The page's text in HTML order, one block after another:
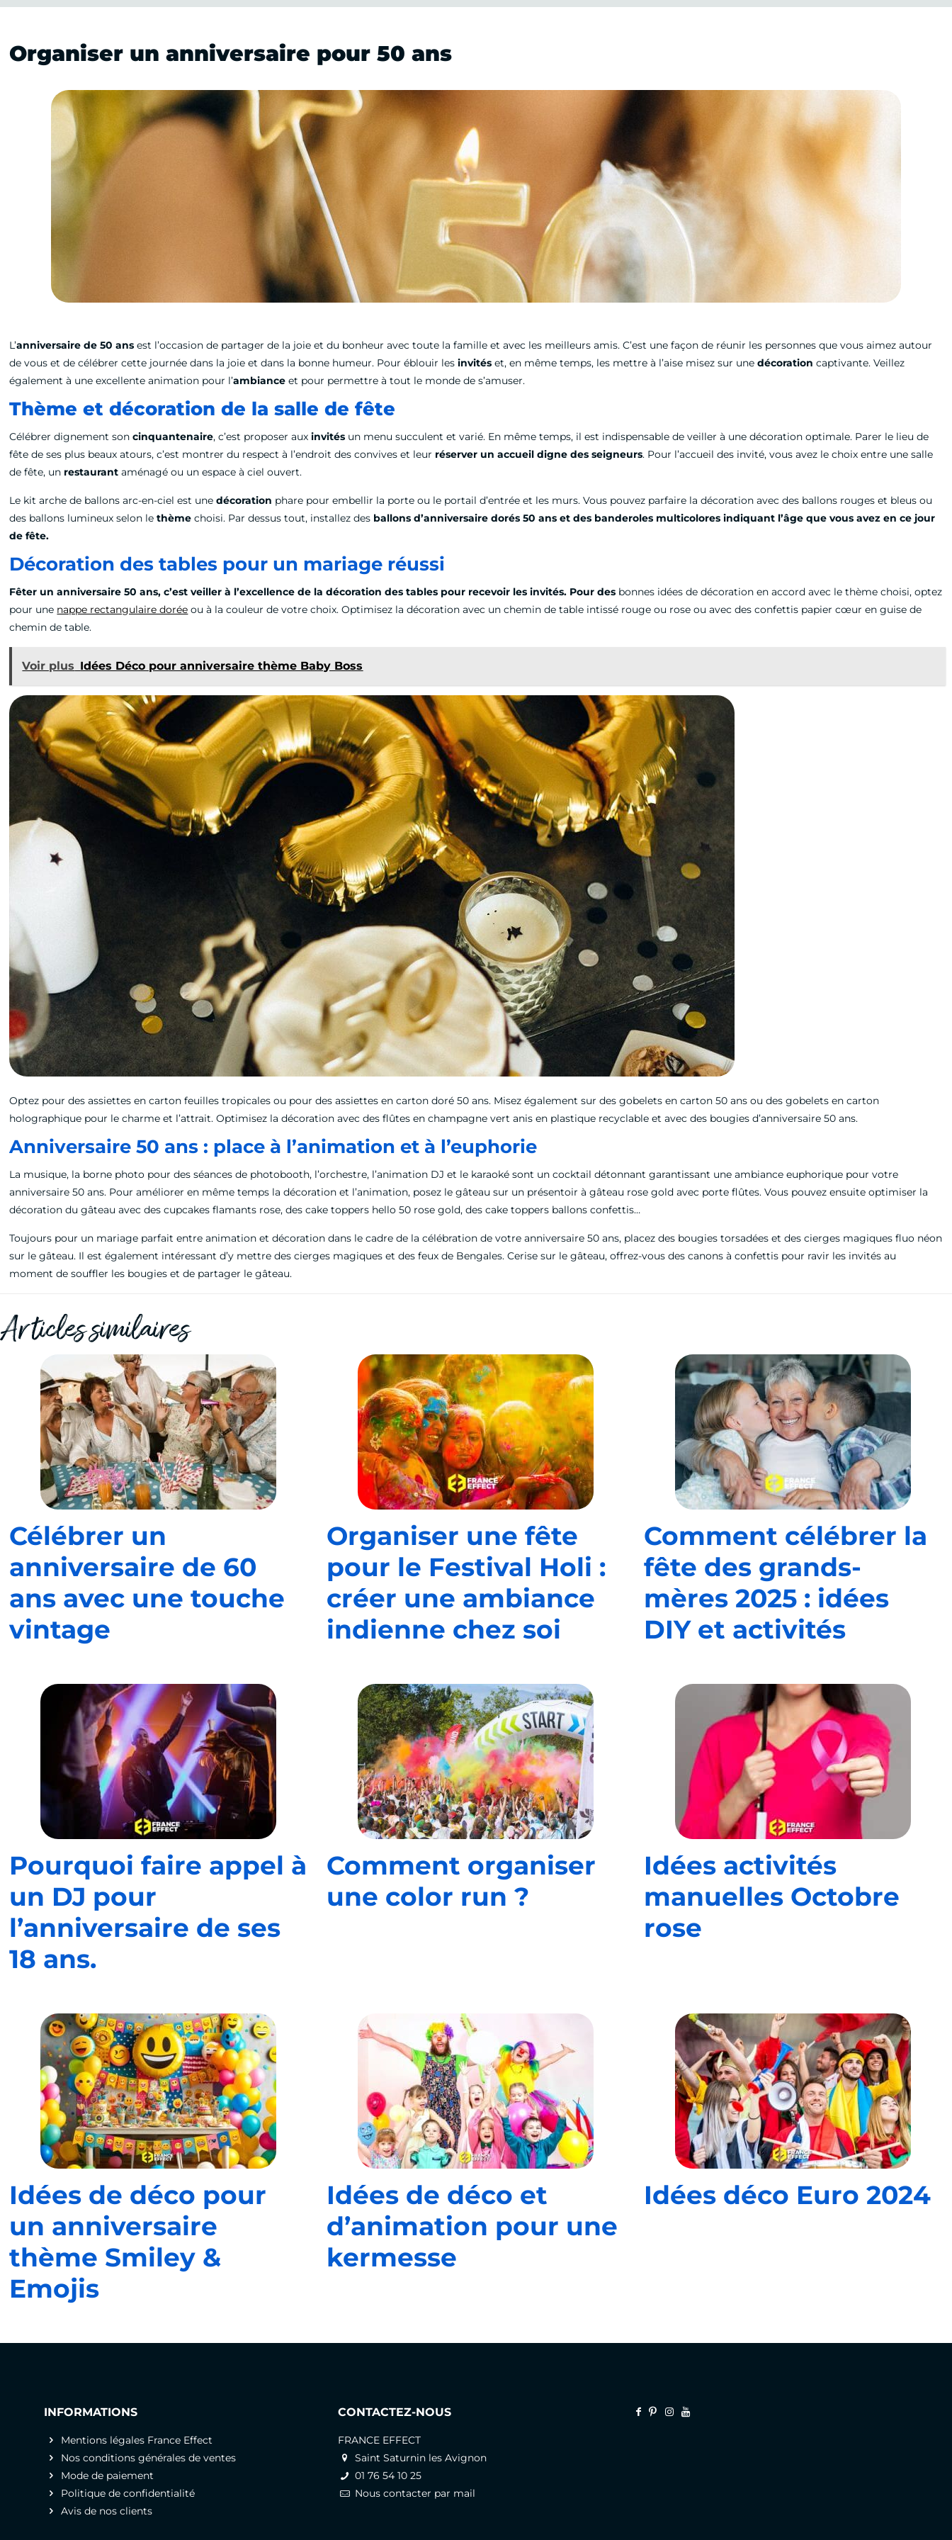
Organiser un anniversaire pour 50 ans
L’anniversaire de 50 ans est l’occasion de partager de la joie et du bonheur avec toute la famille et avec les meilleurs amis. C’est une façon de réunir les personnes que vous aimez autour
de vous et de célébrer cette journée dans la joie et dans la bonne humeur. Pour éblouir lesinvités et, en même temps, les mettre à l’aise misez sur unedécoration captivante. Veillez
également à une excellente animation pour l’ambiance et pour permettre à tout le monde de s’amuser.
Thème et décoration de la salle de fête
Célébrer dignement soncinquantenaire, c’est proposer auxinvités un menu succulent et varié. En même temps, il est indispensable de veiller à une décoration optimale. Parer le lieu de
fête de ses plus beaux atours, c’est montrer du respect à l’endroit des convives et leur réserver un accueil digne des seigneurs. Pour l’accueil des invité, vous avez le choix entre une salle
de fête, un restaurant aménagé ou un espace à ciel ouvert.
Le kit arche de ballons arc-en-ciel est unedécoration phare pour embellir la porte ou le portail d’entrée et les murs. Vous pouvez parfaire la décoration avec des ballons rouges et bleus ou
des ballons lumineux selon lethème choisi. Par dessus tout, installez des ballons d’anniversaire dorés 50 ans et des banderoles multicolores indiquant l’âge que vous avez en ce jour
de fête.
Décoration des tables pour un mariage réussi
Fêter un anniversaire 50 ans, c’est veiller à l’excellence de ladécoration des tables pour recevoir les invités. Pour des bonnes idées de décoration en accord avec le thème choisi, optez
pour une nappe rectangulaire dorée ou à la couleur de votre choix. Optimisez la décoration avec un chemin de table intissé rouge ou rose ou avec des confettis papier cœur en guise de
chemin de table.
Voir plus Idées Déco pour anniversaire thème Baby Boss
Optez pour des assiettes en carton feuilles tropicales ou pour des assiettes en carton doré 50 ans. Misez également sur des gobelets en carton 50 ans ou des gobelets en carton
holographique pour le charme et l’attrait. Optimisez la décoration avec des flûtes en champagne vert anis en plastique recyclable et avec des bougies d’anniversaire 50 ans.
Anniversaire 50 ans : place à l’animation et à l’euphorie
La musique, la borne photo pour des séances de photobooth, l’orchestre, l’animation DJ et le karaoké sont un cocktail détonnant garantissant une ambiance euphorique pour votre
anniversaire 50 ans. Pour améliorer en même temps la décoration et l’animation, posez le gâteau sur un présentoir à gâteau rose gold avec porte flûtes. Vous pouvez ensuite optimiser la
décoration du gâteau avec des cupcakes flamants rose, des cake toppers hello 50 rose gold, des cake toppers ballons confettis…
Toujours pour un mariage parfait entre animation et décoration dans le cadre de la célébration de votre anniversaire 50 ans, placez des bougies torsadées et des cierges magiques fluo néon
sur le gâteau. Il est également intéressant d’y mettre des cierges magiques et des feux de Bengales. Cerise sur le gâteau, offrez-vous des canons à confettis pour ravir les invités au
moment de souffler les bougies et de partager le gâteau.
Articles similaires
Célébrer un
anniversaire de 60
ans avec une touche
vintage
Organiser une fête
pour le Festival Holi :
créer une ambiance
indienne chez soi
Comment célébrer la
fête des grands-
mères 2025 : idées
DIY et activités
Pourquoi faire appel à
un DJ pour
l’anniversaire de ses
18 ans.
Comment organiser
une color run ?
Idées activités
manuelles Octobre
rose
Idées de déco pour
un anniversaire
thème Smiley &
Emojis
Idées de déco et
d’animation pour une
kermesse
Idées déco Euro 2024
INFORMATIONS
Mentions légales France Effect
Nos conditions générales de ventes
Mode de paiement
Politique de confidentialité
Avis de nos clients
CONTACTEZ-NOUS
FRANCE EFFECT
Saint Saturnin les Avignon
01 76 54 10 25
Nous contacter par mail